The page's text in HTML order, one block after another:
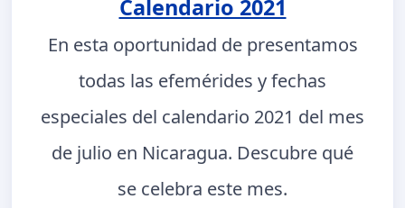
Calendario 2021
En esta oportunidad de presentamos
todas las efemérides y fechas
especiales del calendario 2021 del mes
de julio en Nicaragua. Descubre qué
se celebra este mes.